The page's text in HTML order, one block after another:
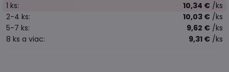
1 ks: 10,34 € /ks
2-4 ks: 10,03 € /ks
5-7 ks: 9,62 € /ks
8 ks a viac: 9,31 € /ks